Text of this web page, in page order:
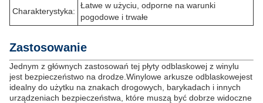
Charakterystyka:
Łatwe w użyciu, odporne na warunki
pogodowe i trwałe
Zastosowanie
Jednym z głównych zastosowań tej płyty odblaskowej z winylu
jest bezpieczeństwo na drodze. Winylowe arkusze odblaskowejest
idealny do użytku na znakach drogowych, barykadach i innych
urządzeniach bezpieczeństwa, które muszą być dobrze widoczne